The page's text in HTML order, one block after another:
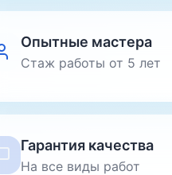
Опытные мастера
Стаж работы от 5 лет
Гарантия качества
На все виды работ